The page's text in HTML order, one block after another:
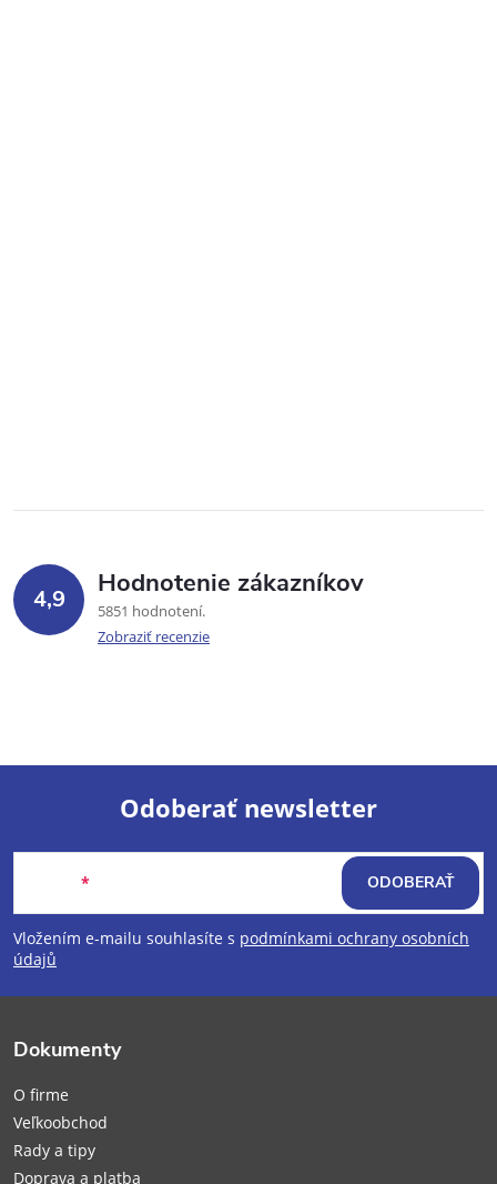
4,9 Hodnotenie zákazníkov
5851 hodnotení
Zobraziť recenzie
Z
á
p
Odoberať newsletter
Vložením e-mailu souhlasíte s podmínkami ochrany osobních
údajů
ODOBERAŤ
Dokumenty
O firme
Veľkoobchod
Rady a tipy
Doprava a platba